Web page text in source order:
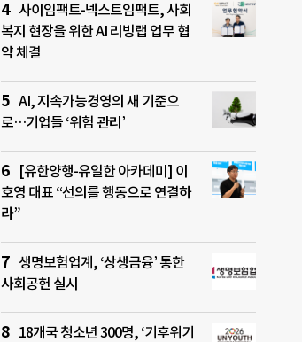
사이임팩트-넥스트임팩트, 사회
복지 현장을 위한 AI 리빙랩 업무 협
약 체결
AI, 지속가능경영의 새 기준으
로…기업들 ‘위험 관리’
[유한양행-유일한 아카데미] 이
호영 대표 “선의를 행동으로 연결하
라”
생명보험업계, ‘상생금융’ 통한
사회공헌 실시
18개국 청소년 300명, ‘기후위기